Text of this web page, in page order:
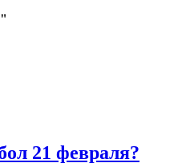
21 февраля?